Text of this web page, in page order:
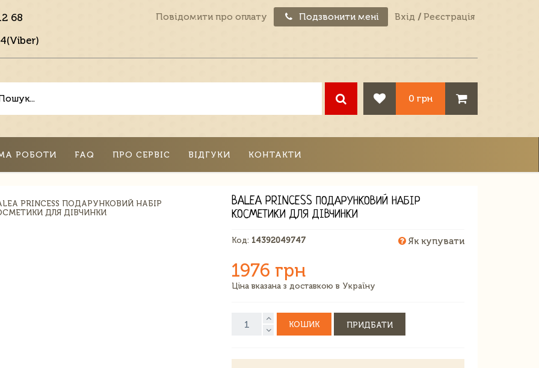
68
Повідомити про оплату Подзвонити мені Вхід / Реєстрація
0 грн
РОБОТИ FAQ ПРО СЕРВІС ВІДГУКИ КОНТАКТИ
BALEA PRINCESS ПОДАРУНКОВИЙ НАБІР
КОСМЕТИКИ ДЛЯ ДІВЧИНКИ
Код: 14392049747 Як купувати
1976 грн
Ціна вказана з доставкою в Україну
КОШИК ПРИДБАТИ